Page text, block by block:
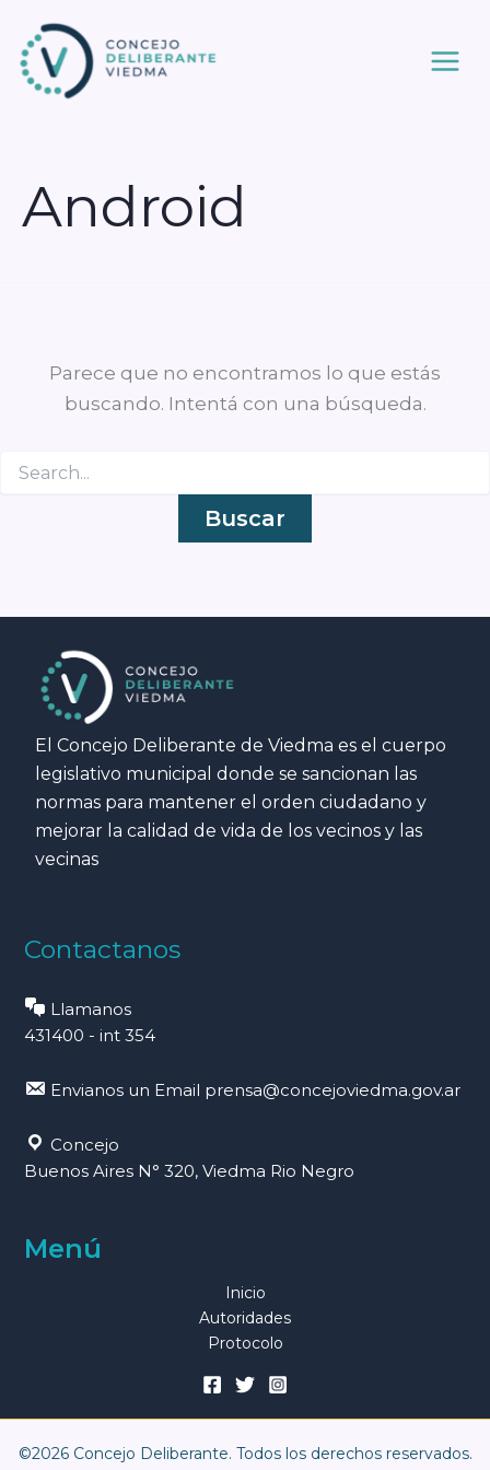
contenido
Android
Parece que no encontramos lo que estás
buscando. Intentá con una búsqueda.
por:
El Concejo Deliberante de Viedma es el cuerpo
legislativo municipal donde se sancionan las
normas para mantener el orden ciudadano y
mejorar la calidad de vida de los vecinos y las
vecinas
Contactanos
Llamanos
431400 - int 354
Envianos un Email prensa@concejoviedma.gov.ar
Concejo
Buenos Aires N° 320, Viedma Rio Negro
Menú
Inicio
Autoridades
Protocolo
©2026 Concejo Deliberante. Todos los derechos reservados.